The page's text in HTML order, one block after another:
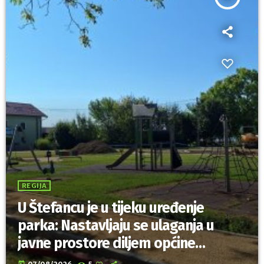
REGIJA
U Štefancu je u tijeku uređenje
parka: Nastavljaju se ulaganja u
javne prostore diljem općine